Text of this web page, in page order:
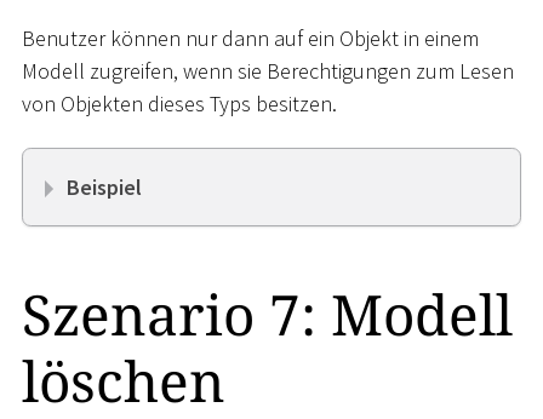
Benutzer können nur dann auf ein Objekt in einem
Modell zugreifen, wenn sie Berechtigungen zum Lesen
von Objekten dieses Typs besitzen.
Beispiel
Szenario 7: Modell
löschen